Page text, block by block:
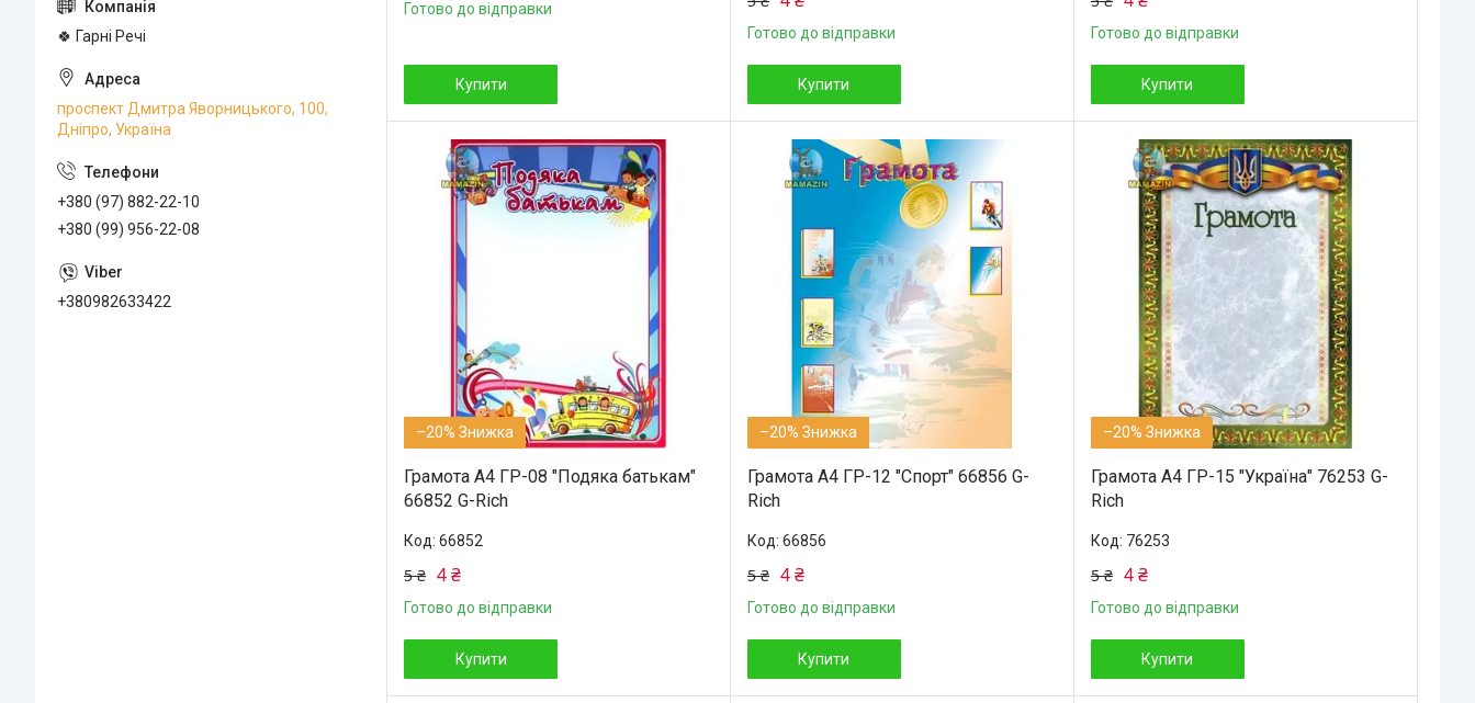
Готово до відправки
Купити
Готово до відправки
Купити
Готово до відправки
Купити
–20%
Грамота А4 ГР-08 "Подяка батькам"
66852 G-Rich
66852
5 ₴ 4 ₴
Готово до відправки
Купити
–20%
Грамота А4 ГР-12 "Спорт" 66856 G-
Rich
66856
5 ₴ 4 ₴
Готово до відправки
Купити
–20%
Грамота А4 ГР-15 "Україна" 76253 G-
Rich
76253
5 ₴ 4 ₴
Готово до відправки
Купити
🍀 Гарні Речі
проспект Дмитра Яворницького, 100,
Дніпро, Україна
+380 (97) 882-22-10
+380 (99) 956-22-08
+380982633422